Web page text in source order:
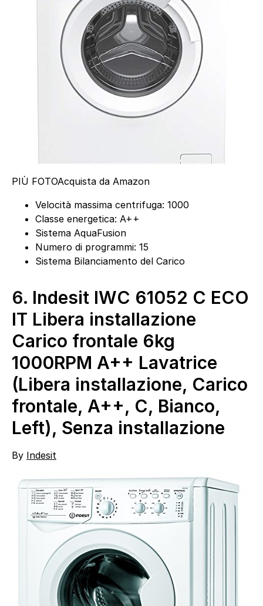
PIÙ FOTOAcquista da Amazon
Velocità massima centrifuga: 1000
Classe energetica: A++
Sistema AquaFusion
Numero di programmi: 15
Sistema Bilanciamento del Carico
6. Indesit IWC 61052 C ECO
IT Libera installazione
Carico frontale 6kg
1000RPM A++ Lavatrice
(Libera installazione, Carico
frontale, A++, C, Bianco,
Left), Senza installazione
By Indesit